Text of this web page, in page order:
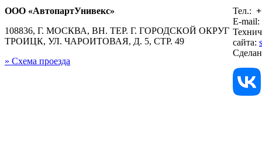
ООО «АвтопартУнивекс»
108836, Г. МОСКВА, ВН. ТЕР. Г. ГОРОДСКОЙ ОКРУГ
ТРОИЦК, УЛ. ЧАРОИТОВАЯ, Д. 5, СТР. 49
» Схема проезда
Тел.:
E-mail:
сайта: